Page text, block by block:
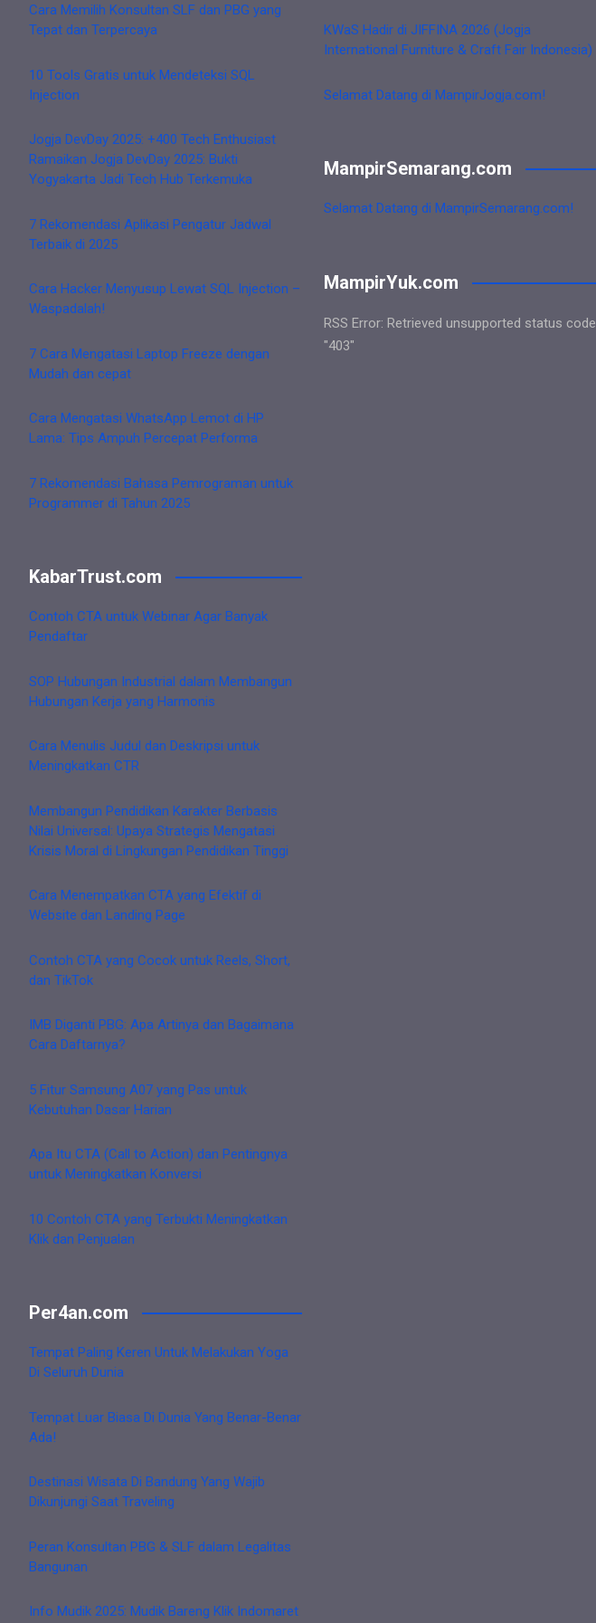
Cara Memilih Konsultan SLF dan PBG yang
Tepat dan Terpercaya
10 Tools Gratis untuk Mendeteksi SQL
Injection
Jogja DevDay 2025: +400 Tech Enthusiast
Ramaikan Jogja DevDay 2025: Bukti
Yogyakarta Jadi Tech Hub Terkemuka
7 Rekomendasi Aplikasi Pengatur Jadwal
Terbaik di 2025
Cara Hacker Menyusup Lewat SQL Injection –
Waspadalah!
7 Cara Mengatasi Laptop Freeze dengan
Mudah dan cepat
Cara Mengatasi WhatsApp Lemot di HP
Lama: Tips Ampuh Percepat Performa
7 Rekomendasi Bahasa Pemrograman untuk
Programmer di Tahun 2025
KabarTrust.com
Contoh CTA untuk Webinar Agar Banyak
Pendaftar
SOP Hubungan Industrial dalam Membangun
Hubungan Kerja yang Harmonis
Cara Menulis Judul dan Deskripsi untuk
Meningkatkan CTR
Membangun Pendidikan Karakter Berbasis
Nilai Universal: Upaya Strategis Mengatasi
Krisis Moral di Lingkungan Pendidikan Tinggi
Cara Menempatkan CTA yang Efektif di
Website dan Landing Page
Contoh CTA yang Cocok untuk Reels, Short,
dan TikTok
IMB Diganti PBG: Apa Artinya dan Bagaimana
Cara Daftarnya?
5 Fitur Samsung A07 yang Pas untuk
Kebutuhan Dasar Harian
Apa Itu CTA (Call to Action) dan Pentingnya
untuk Meningkatkan Konversi
10 Contoh CTA yang Terbukti Meningkatkan
Klik dan Penjualan
Per4an.com
Tempat Paling Keren Untuk Melakukan Yoga
Di Seluruh Dunia
Tempat Luar Biasa Di Dunia Yang Benar-Benar
Ada!
Destinasi Wisata Di Bandung Yang Wajib
Dikunjungi Saat Traveling
Peran Konsultan PBG & SLF dalam Legalitas
Bangunan
Info Mudik 2025: Mudik Bareng Klik Indomaret
KWaS Hadir di JIFFINA 2026 (Jogja
International Furniture & Craft Fair Indonesia)
Selamat Datang di MampirJogja.com!
MampirSemarang.com
Selamat Datang di MampirSemarang.com!
MampirYuk.com
RSS Error: Retrieved unsupported status code
"403"